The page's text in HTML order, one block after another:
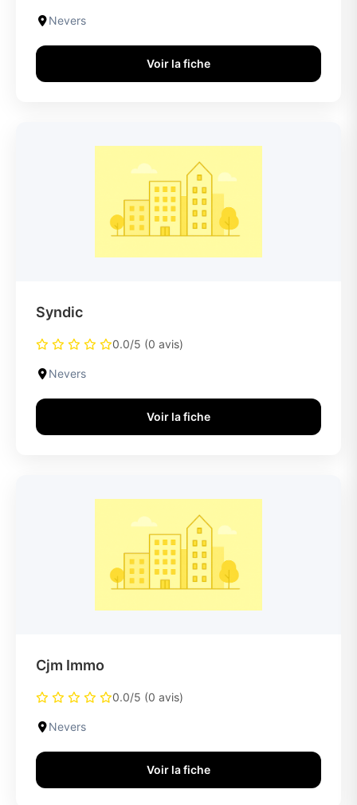
Nevers
Voir la fiche
Syndic
0.0/5 (0 avis)
Nevers
Voir la fiche
Cjm Immo
0.0/5 (0 avis)
Nevers
Voir la fiche